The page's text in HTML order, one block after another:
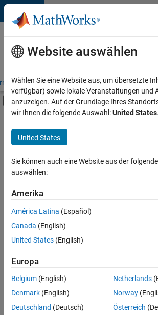
Weiter zum Inhalt
Karriere
bei
MathWorks
– Übersicht Stellensuche
Umschaltung für Off-
Hauptinhalt
Praktika
Commercial Sales
Customer Support
Education Sales
Inside Sales
Marketing Communications
Finance and Operations
Human Resources
+7
Derzeit
es
keine
offenen
Stellen,
Ihren
Suchkriterien
entsprechen.
können
Website auswählen
Wählen Sie eine Website aus, um übersetzte
verfügbar) sowie lokale Veranstaltungen und
anzuzeigen. Auf der Grundlage Ihres
wir Ihnen die folgende Auswahl:United States.
United States
Sie können auch eine Website aus der
auswählen:
Amerika
América Latina (Español)
Canada (English)
United States (English)
Europa
Belgium (English)
Denmark (English)
Deutschland (Deutsch)
Netherlands
Norway
Österreich